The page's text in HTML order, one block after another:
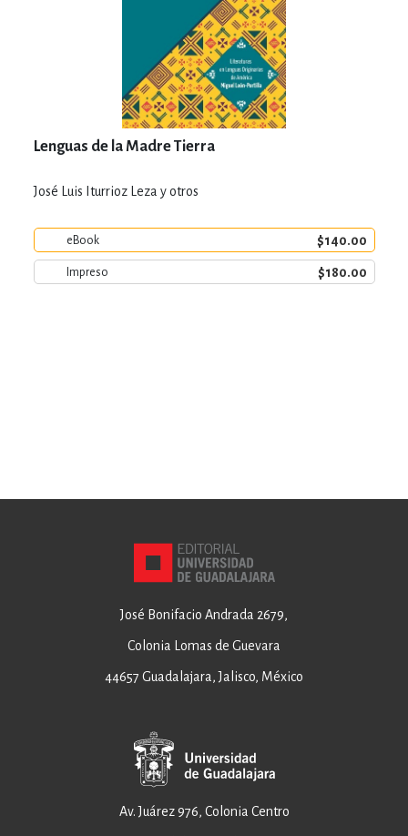
Lenguas de la Madre Tierra
José Luis Iturrioz Leza y otros
eBook $140.00
Impreso $180.00
José Bonifacio Andrada 2679,
Colonia Lomas de Guevara
44657 Guadalajara, Jalisco, México
Av. Juárez 976, Colonia Centro